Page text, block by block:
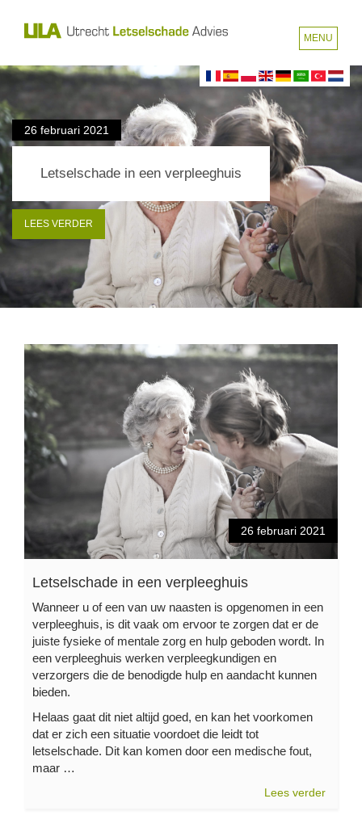
MENU
26 februari 2021
Letselschade in een verpleeghuis
LEES VERDER
26 februari 2021
Letselschade in een verpleeghuis
Wanneer u of een van uw naasten is opgenomen in een
verpleeghuis, is dit vaak om ervoor te zorgen dat er de
juiste fysieke of mentale zorg en hulp geboden wordt. In
een verpleeghuis werken verpleegkundigen en
verzorgers die de benodigde hulp en aandacht kunnen
bieden.
Helaas gaat dit niet altijd goed, en kan het voorkomen
dat er zich een situatie voordoet die leidt tot
letselschade. Dit kan komen door een medische fout,
maar …
Lees verder